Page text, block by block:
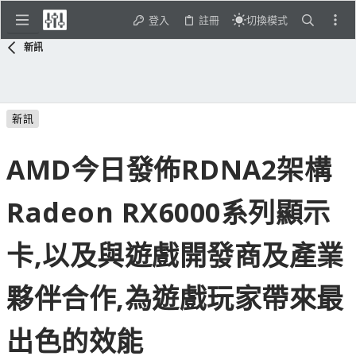
登入 註冊 切換模式
新訊
新訊
AMD今日發佈RDNA2架構
Radeon RX6000系列顯示
卡,以及與遊戲開發商及產業
夥伴合作,為遊戲玩家帶來最
出色的效能